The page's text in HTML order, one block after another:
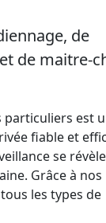
de
de maitre-
particuliers est
fiable et
se
Grâce à nos
les types de